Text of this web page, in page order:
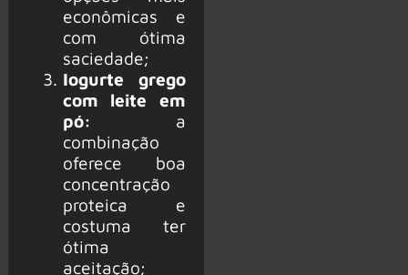
econômicas e
com ótima
saciedade;
Iogurte grego
com leite em
pó: a
combinação
oferece boa
concentração
proteica e
costuma ter
ótima
aceitação;